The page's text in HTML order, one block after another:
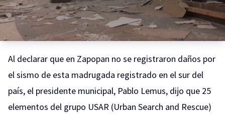
Al declarar que en Zapopan no se registraron daños por
el sismo de esta madrugada registrado en el sur del
país, el presidente municipal, Pablo Lemus, dijo que 25
elementos del grupo USAR (Urban Search and Rescue)